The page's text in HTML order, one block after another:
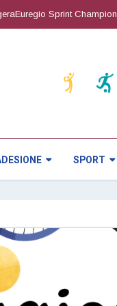
Sprint Champion 2026
SPORT